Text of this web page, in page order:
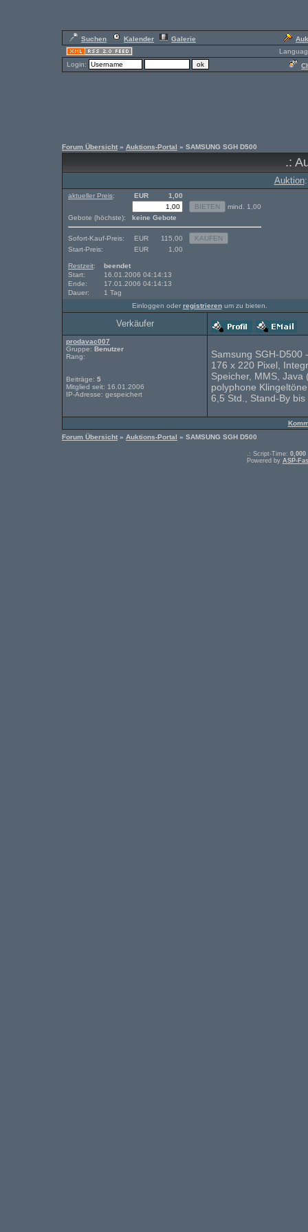
Suchen Kalender Galerie
Login:
Forum Übersicht » Auktions-Portal » SAMSUNG SGH D500
.:
Auktion
aktueller Preis: EUR
1,00
mind. 1,00
Gebote (höchste):
keine Gebote
Sofort-Kauf-Preis: EUR
115,00
Start-Preis:
EUR 1,00
Restzeit:
beendet
Start:
16.01.2006 04:14:13
Ende:
17.01.2006 04:14:13
Dauer:
1 Tag
Einloggen oder registrierenum zu bieten.
Verkäufer
prodavac007
Gruppe: Benutzer
Rang:
Beiträge: 5
Mitglied seit: 16.01.2006
IP-Adresse: gespeichert
Samsung SGH-D500
176 x 220 Pixel,
Speicher, MMS, Java
polyphone
6,5 Std., Stand-By
Forum Übersicht » Auktions-Portal » SAMSUNG SGH D500
.: Script-Time: 0,000
Powered by ASP-